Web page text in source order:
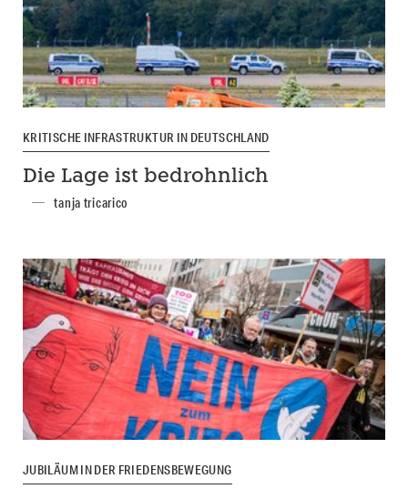
KRITISCHE INFRASTRUKTUR IN DEUTSCHLAND
Die Lage ist bedrohnlich
tanja tricarico
JUBILÄUM IN DER FRIEDENSBEWEGUNG